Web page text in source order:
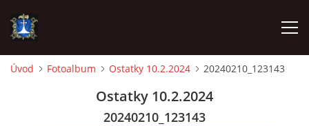
Úvod Fotoalbum Ostatky 10.2.2024 20240210_123143
Ostatky 10.2.2024
20240210_123143